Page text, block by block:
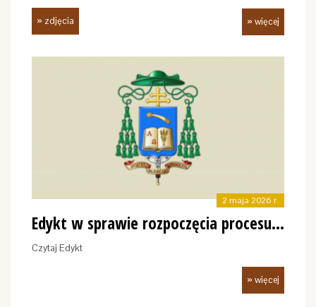
» zdjęcia » więcej
2 maja 2026 r.
Edykt w sprawie rozpoczęcia procesu beatyfikacyjn…
Czytaj Edykt
» więcej